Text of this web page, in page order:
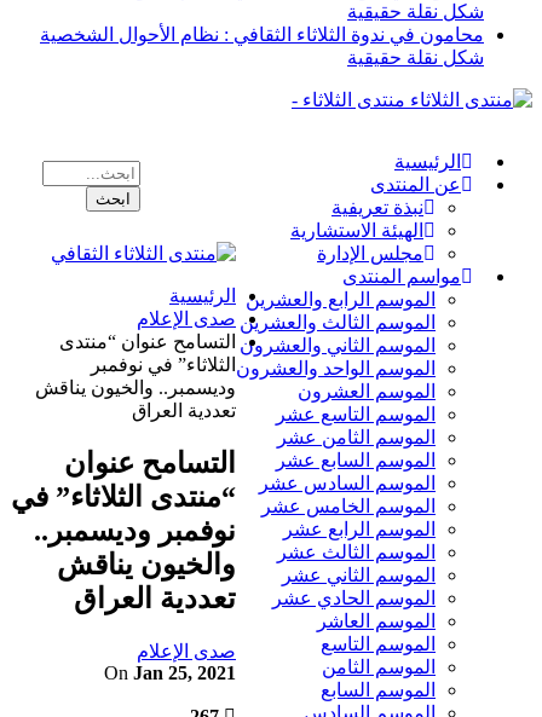
شكل نقلة حقيقية
محامون في ندوة الثلاثاء الثقافي : نظام الأحوال الشخصية
شكل نقلة حقيقية
منتدى الثلاثاء -
الرئيسية
عن المنتدى
نبذة تعريفية
الهيئة الاستشارية
مجلس الإدارة
مواسم المنتدى
الموسم الرابع والعشرين
الموسم الثالث والعشرين
الموسم الثاني والعشرون
الموسم الواحد والعشرون
الموسم العشرون
الموسم التاسع عشر
الموسم الثامن عشر
الموسم السابع عشر
الموسم السادس عشر
الموسم الخامس عشر
الموسم الرابع عشر
الموسم الثالث عشر
الموسم الثاني عشر
الموسم الحادي عشر
الموسم العاشر
الموسم التاسع
الموسم الثامن
الموسم السابع
الموسم السادس
الرئيسية
صدى الإعلام
التسامح عنوان “منتدى
الثلاثاء” في نوفمبر
وديسمبر.. والخيون يناقش
تعددية العراق
التسامح عنوان
“منتدى الثلاثاء” في
نوفمبر وديسمبر..
والخيون يناقش
تعددية العراق
صدى الإعلام
On Jan 25, 2021